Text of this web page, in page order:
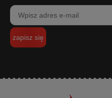
zapisz się